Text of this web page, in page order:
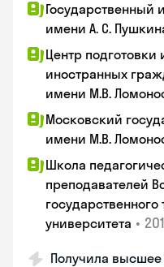
Государственный
имени А. С.
Центр подготовки
иностранных
имени М.В.
Московский
имени М.В.
Школа
преподавателей
государственного
университета •
Получила